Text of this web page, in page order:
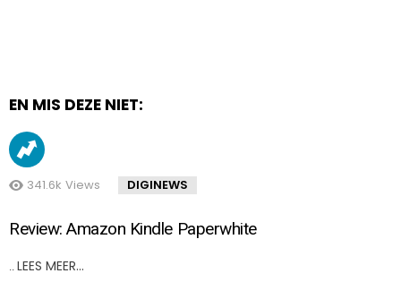
EN MIS DEZE NIET:
341.6k Views DIGINEWS
Review: Amazon Kindle Paperwhite
LEES MEER…